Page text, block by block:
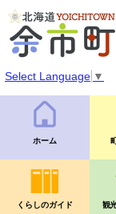
Select Language ▼
ホーム
くらしのガイド 観